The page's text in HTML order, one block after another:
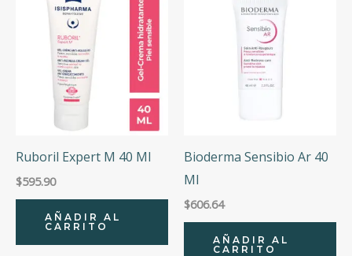
Ruboril Expert M 40 Ml
$595.90
AÑADIR AL
CARRITO
Bioderma Sensibio Ar 40
Ml
$606.64
AÑADIR AL
CARRITO